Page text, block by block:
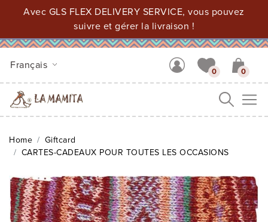
Avec GLS FLEX DELIVERY SERVICE, vous pouvez
suivre et gérer la livraison !
Français
0 0
Home
Giftcard
CARTES-CADEAUX POUR TOUTES LES OCCASIONS